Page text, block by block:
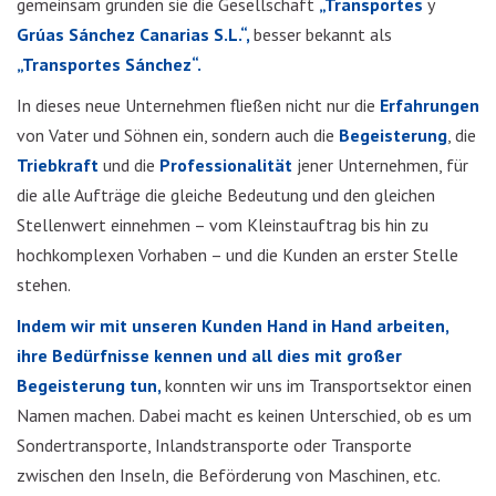
gemeinsam gründen sie die Gesellschaft „Transportes y
Grúas Sánchez Canarias S.L.“,besser bekannt als
„Transportes Sánchez“.
In dieses neue Unternehmen fließen nicht nur die Erfahrungen
von Vater und Söhnen ein, sondern auch die Begeisterung, die
Triebkraft und die Professionalität jener Unternehmen, für
die alle Aufträge die gleiche Bedeutung und den gleichen
Stellenwert einnehmen – vom Kleinstauftrag bis hin zu
hochkomplexen Vorhaben – und die Kunden an erster Stelle
stehen.
Indem wir mit unseren Kunden Hand in Hand arbeiten,
ihre Bedürfnisse kennen und all dies mit großer
Begeisterung tun,konnten wir uns im Transportsektor einen
Namen machen. Dabei macht es keinen Unterschied, ob es um
Sondertransporte, Inlandstransporte oder Transporte
zwischen den Inseln, die Beförderung von Maschinen, etc.